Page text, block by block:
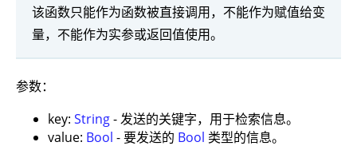
该函数只能作为函数被直接调用，不能作为赋值给变
量，不能作为实参或返回值使用。
参数：
key: String- 发送的关键字，用于检索信息。
value: Bool - 要发送的 Bool 类型的信息。